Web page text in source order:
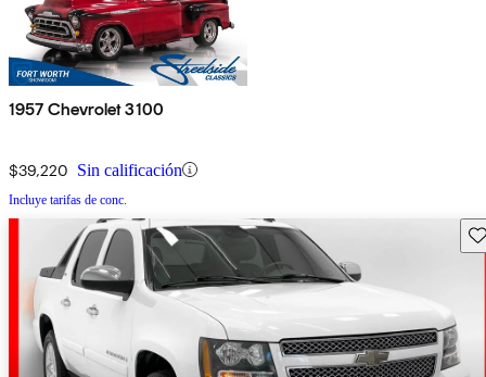
1957 Chevrolet 3100
$39,220 Sin calificación
Incluye tarifas de conc.